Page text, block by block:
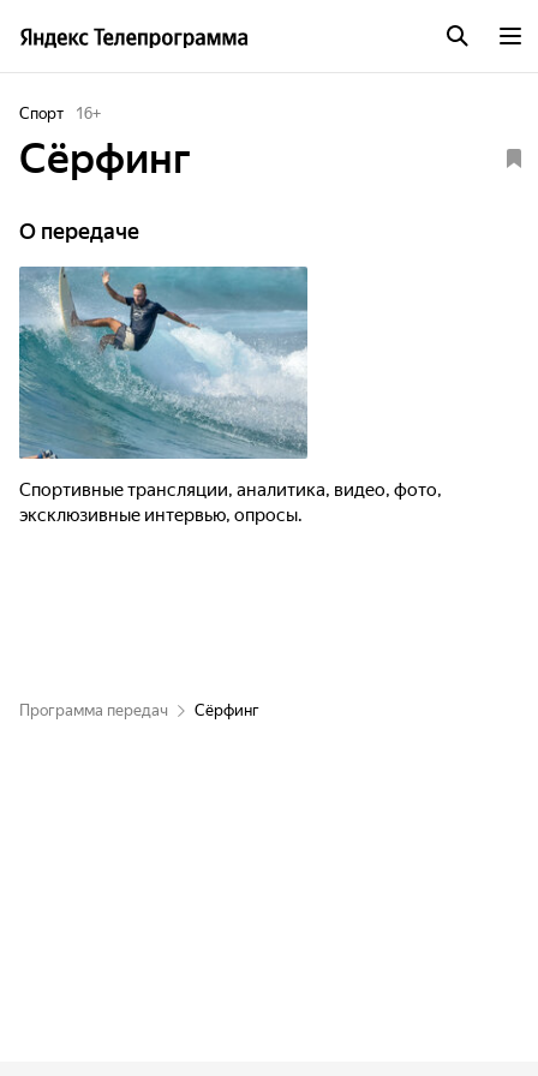
Спорт 16+
Сёрфинг
О передаче
Спортивные трансляции, аналитика, видео, фото,
эксклюзивные интервью, опросы.
Программа передач Сёрфинг